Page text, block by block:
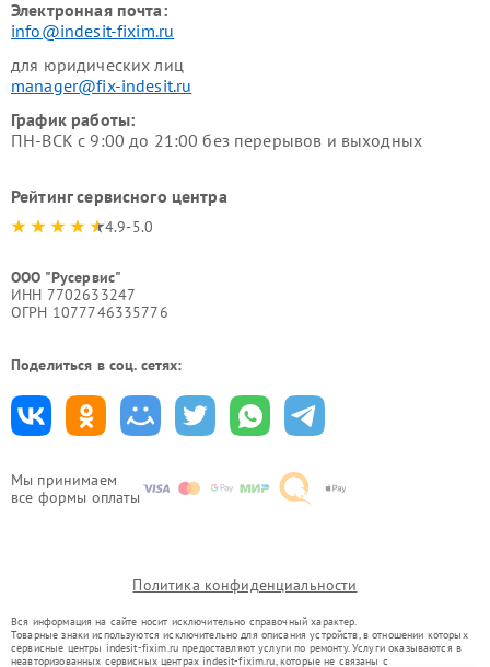
Мы принимаем
все формы оплаты
Электронная почта:
info@indesit-fixim.ru
для юридических лиц
manager@fix-indesit.ru
График работы:
ПН-ВСК с 9:00 до 21:00 без перерывов и выходных
Рейтинг сервисного центра
4.9-5.0
ООО "Русервис"
ИНН 7702633247
ОГРН 1077746335776
Поделиться в соц. сетях:
Политика конфиденциальности
Вся информация на сайте носит исключительно справочный характер.
Товарные знаки используются исключительно для описания устройств, в отношении которых
сервисные центры indesit-fixim.ru предоставляют услуги по ремонту. Услуги оказываются в
неавторизованных сервисных центрах indesit-fixim.ru, которые не связаны с